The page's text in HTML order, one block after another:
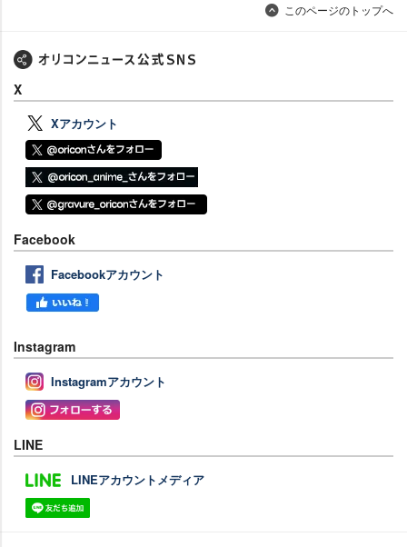
このページのトップへ
X
Xアカウント
Facebook
Facebookアカウント
Instagram
Instagramアカウント
LINE
LINEアカウントメディア